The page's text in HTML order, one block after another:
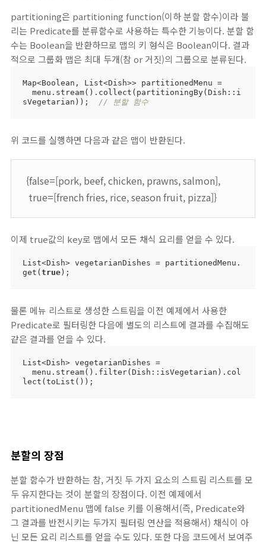
partitioning은 partitioning function(이하 분할 함수)이라 불
리는 Predicate를 분류함수로 사용하는 특수한 기능이다. 분할 함
수는 Boolean을 반환하므로 맵의 키 형식은 Boolean이다. 결과
적으로 그룹화 맵은 최대 두개(참 or 거짓)의 그룹으로 분류된다.
Map<Boolean, List<Dish>> partitionedMenu =
sVegetarian)); // 분할 함수
위 코드를 실행하면 다음과 같은 맵이 반환된다.
{false=[pork, beef, chicken, prawns, salmon],
true=[french fries, rice, season fruit, pizza]}
이제 true값의 key로 맵에서 모든 채식 요리를 얻을 수 있다.
List<Dish> vegetarianDishes = partitionedMenu.
get( true );
물론 메뉴 리스트로 생성한 스트림을 이전 예제에서 사용한
Predicate로 필터링한 다음에 별도의 리스트에 결과를 수집해도
같은 결과를 얻을 수 있다.
List<Dish> vegetarianDishes =
lect(toList());
분할의 장점
분할 함수가 반환하는 참, 거짓 두 가지 요소의 스트림 리스트를 모
두 유지한다는 것이 분할의 장점이다. 이전 예제에서
partitionedMenu 맵에 false 키를 이용해서(즉, Predicate와
그 결과를 반전시키는 두가지 필터링 연산을 적용해서) 채식이 아
닌 모든 요리 리스트를 얻을 수도 있다. 또한 다음 코드에서 보여주